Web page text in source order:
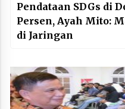
Pendataan SDGs di
Persen, Ayah Mito:
di Jaringan